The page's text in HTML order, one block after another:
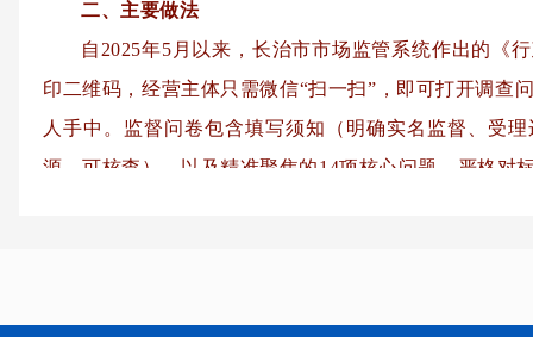
二、主要做法
自2025年5月以来，长治市市场监管系统作出的《
印二维码，经营主体只需微信“扫一扫”，即可打开调查
人手中。监督问卷包含填写须知（明确实名监督、受
源、可核查）、以及精准聚焦的14项核心问题，严格对
“码上监督”有效拓宽了监督渠道，虽实施时间尚短